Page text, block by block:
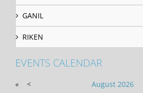
GANIL
RIKEN
EVENTS CALENDAR
« < August 2026